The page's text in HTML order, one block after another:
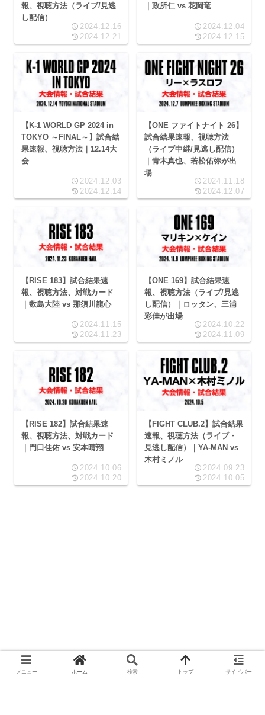
報、視聴方法（ライブ/見逃
し配信）
2024.12.16
2024.12.21
｜政所仁 vs 花岡竜
2024.12.04
2024.12.15
【K-1 WORLD GP 2024 in
TOKYO ～FINAL～】試合結
果速報、視聴方法｜12.14大
会
2024.12.03
2024.12.14
【ONE ファイトナイト 26】
試合結果速報、視聴方法
（ライブ中継/見逃し配信）
｜青木真也、若松佑弥が出
場
2024.11.18
2024.12.07
【RISE 183】試合結果速
報、視聴方法、対戦カード
｜数島大陸 vs 那須川龍心
2024.11.15
2024.11.23
【ONE 169】試合結果速
報、視聴方法（ライブ/見逃
し配信）｜ロッタン、三浦
彩佳が出場
2024.10.22
2024.11.09
【RISE 182】試合結果速
報、視聴方法、対戦カード
｜門口佳佑 vs 安本晴翔
2024.10.06
2024.10.20
【FIGHT CLUB.2】試合結果
速報、視聴方法（ライブ・
見逃し配信）｜YA-MAN vs
木村ミノル
2024.09.23
2024.10.05
メニュー ホーム 検索 トップ サイドバー